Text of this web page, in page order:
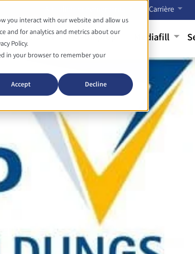
you interact with our website and allow us
and for analytics and metrics about our
Policy.
in your browser to remember your
Accept Decline
Carrière
Autoclaves Mediaprep Mediafill